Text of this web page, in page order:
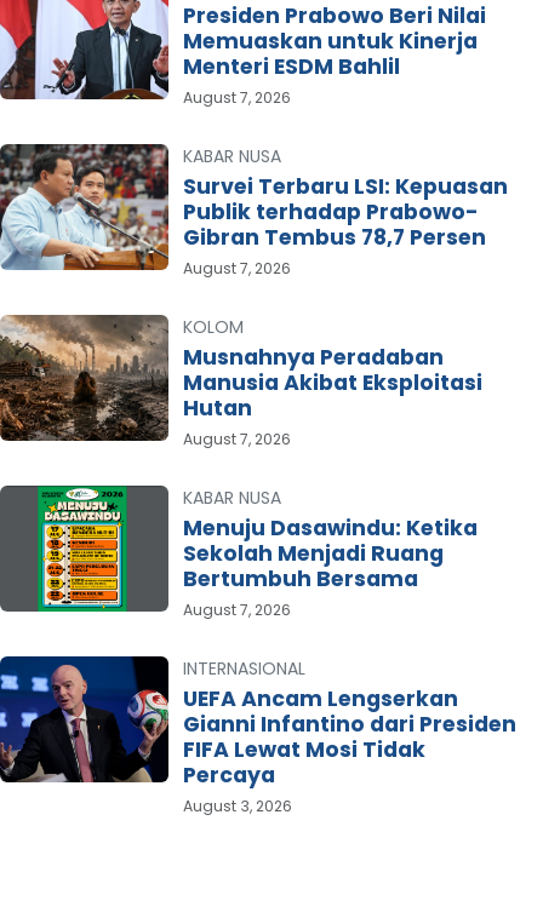
Presiden Prabowo Beri Nilai
Memuaskan untuk Kinerja
Menteri ESDM Bahlil
August 7, 2026
KABAR NUSA
Survei Terbaru LSI: Kepuasan
Publik terhadap Prabowo-
Gibran Tembus 78,7 Persen
August 7, 2026
KOLOM
Musnahnya Peradaban
Manusia Akibat Eksploitasi
Hutan
August 7, 2026
KABAR NUSA
Menuju Dasawindu: Ketika
Sekolah Menjadi Ruang
Bertumbuh Bersama
August 7, 2026
INTERNASIONAL
UEFA Ancam Lengserkan
Gianni Infantino dari Presiden
FIFA Lewat Mosi Tidak
Percaya
August 3, 2026